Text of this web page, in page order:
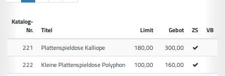
Katalog-
Nr.
Titel Limit Gebot ZS
VB
221
Plattenspieldose Kalliope 180,00
300,00
222
Kleine Plattenspieldose Polyphon 100,00
160,00